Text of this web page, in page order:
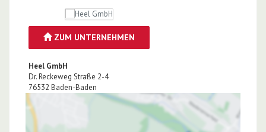
ZUM UNTERNEHMEN
Heel GmbH
Dr. Reckeweg Straße 2-4
76532 Baden-Baden